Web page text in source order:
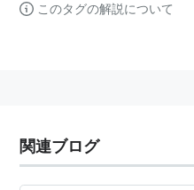
このタグの解説について
関連ブログ